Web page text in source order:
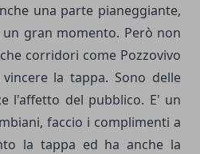
una parte pianeggiante,
gran momento. Però non
corridori come Pozzovivo
la tappa. Sono delle
l'affetto del pubblico. E' un
faccio i complimenti a
la tappa ed ha anche la